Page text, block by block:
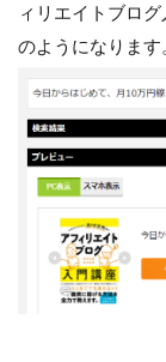
ィリエイトブロ
のようになります